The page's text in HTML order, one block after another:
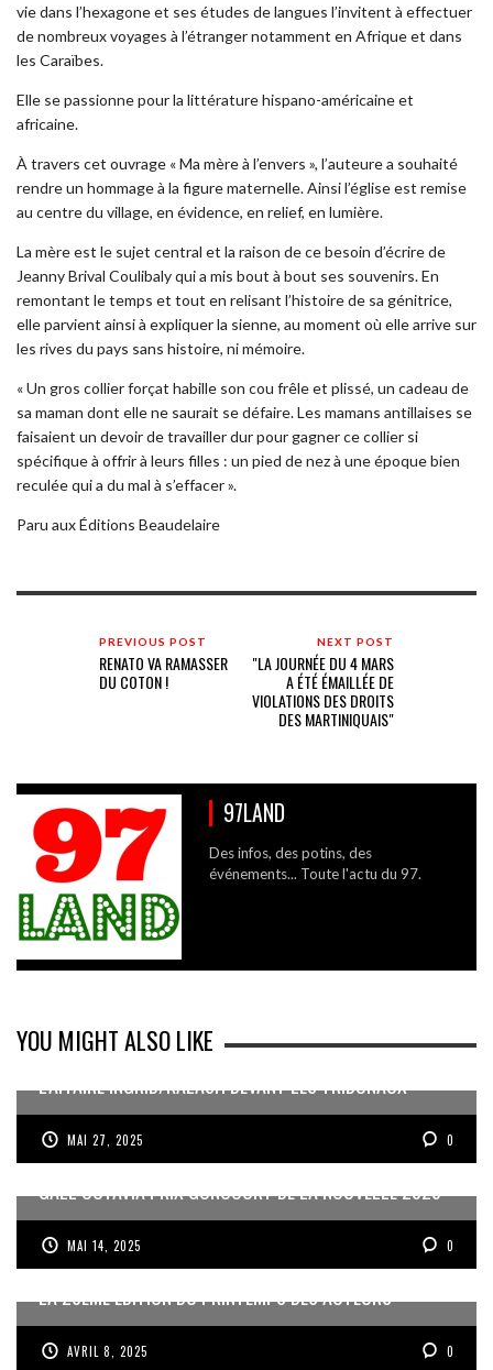
vie dans l’hexagone et ses études de langues l’invitent à effectuer
de nombreux voyages à l’étranger notamment en Afrique et dans
les Caraïbes.
Elle se passionne pour la littérature hispano-américaine et
africaine.
À travers cet ouvrage « Ma mère à l’envers », l’auteure a souhaité
rendre un hommage à la figure maternelle. Ainsi l’église est remise
au centre du village, en évidence, en relief, en lumière.
La mère est le sujet central et la raison de ce besoin d’écrire de
Jeanny Brival Coulibaly qui a mis bout à bout ses souvenirs. En
remontant le temps et tout en relisant l’histoire de sa génitrice,
elle parvient ainsi à expliquer la sienne, au moment où elle arrive sur
les rives du pays sans histoire, ni mémoire.
« Un gros collier forçat habille son cou frêle et plissé, un cadeau de
sa maman dont elle ne saurait se défaire. Les mamans antillaises se
faisaient un devoir de travailler dur pour gagner ce collier si
spécifique à offrir à leurs filles : un pied de nez à une époque bien
reculée qui a du mal à s’effacer ».
Paru aux Éditions Beaudelaire
PREVIOUS POST
RENATO VA RAMASSER
DU COTON !
NEXT POST
"LA JOURNÉE DU 4 MARS
A ÉTÉ ÉMAILLÉE DE
VIOLATIONS DES DROITS
DES MARTINIQUAIS"
97LAND
Des infos, des potins, des
événements... Toute l'actu du 97.
YOU MIGHT ALSO LIKE
L’AFFAIRE INGRID/KALASH DEVANT LES TRIBUNAUX
MAI 27, 2025 0
GAËL OCTAVIA PRIX GONCOURT DE LA NOUVELLE 2025
MAI 14, 2025 0
LA 20ÈME ÉDITION DU PRINTEMPS DES AUTEURS
AVRIL 8, 2025 0